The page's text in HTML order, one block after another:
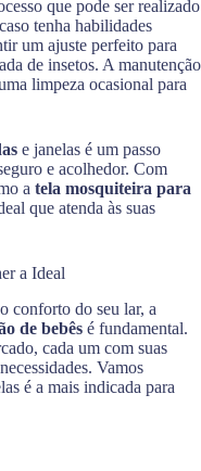
que pode ser realizado
tenha habilidades
um ajuste perfeito para
de insetos. A manutenção
limpeza ocasional para
e janelas é um passo
e acolhedor. Com
a tela mosquiteira para
que atenda às suas
a Ideal
conforto do seu lar, a
de bebês é fundamental.
cada um com suas
Vamos
é a mais indicada para